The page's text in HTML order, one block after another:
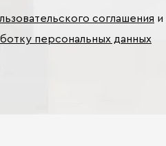
соглашения и
персональных данных